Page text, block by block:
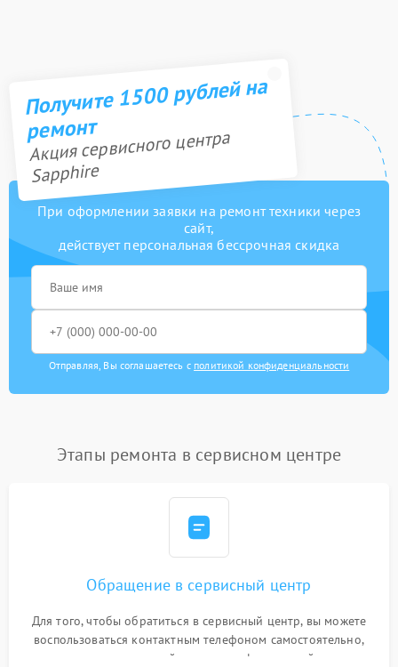
Получите 1500 рублей на
ремонт
Акция сервисного центра
Sapphire
При оформлении заявки на ремонт техники через
сайт,
действует персональная бессрочная скидка
Отправляя, Вы соглашаетесь с политикой конфиденциальности
Этапы ремонта в сервисном центре
Обращение в сервисный центр
Для того, чтобы обратиться в сервисный центр, вы можете
воспользоваться контактным телефоном самостоятельно,
или оставить свой номер телефона на сайте